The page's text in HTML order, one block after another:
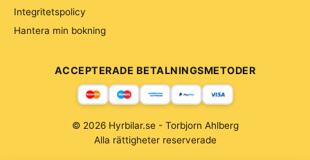
Integritetspolicy
Hantera min bokning
ACCEPTERADE BETALNINGSMETODER
© 2026 Hyrbilar.se - Torbjorn Ahlberg
Alla rättigheter reserverade